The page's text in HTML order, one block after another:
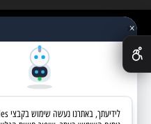
✕×
שאלו את העוזר החכם